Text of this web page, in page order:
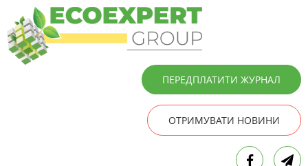
ПЕРЕДПЛАТИТИ ЖУРНАЛ
ОТРИМУВАТИ НОВИНИ